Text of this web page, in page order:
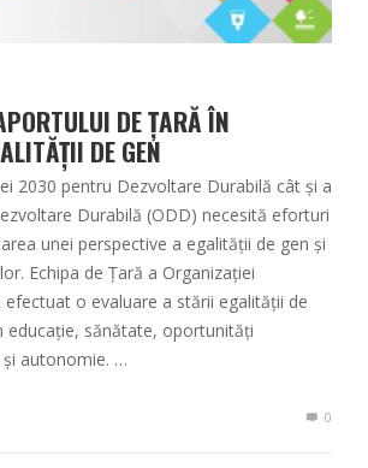
DE ȚARĂ ÎN
DE GEN
2030 pentru Dezvoltare Durabilă cât și a
Durabilă (ODD) necesită eforturi
unei perspective a egalității de gen și
Echipa de Țară a Organizației
o evaluare a stării egalității de
educație, sănătate, oportunități
autonomie. …
0